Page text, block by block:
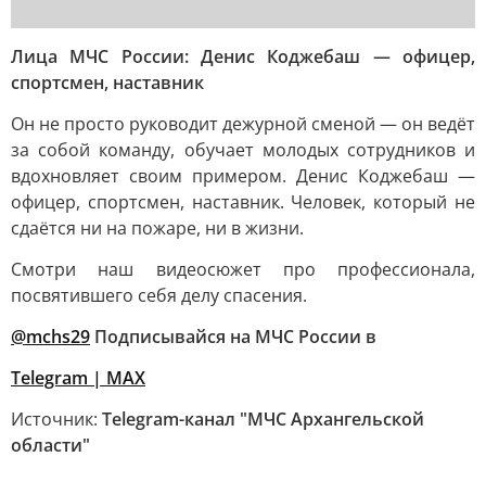
Лица МЧС России: Денис Коджебаш — офицер,
спортсмен, наставник
Он не просто руководит дежурной сменой — он ведёт
за собой команду, обучает молодых сотрудников и
вдохновляет своим примером. Денис Коджебаш —
офицер, спортсмен, наставник. Человек, который не
сдаётся ни на пожаре, ни в жизни.
Смотри наш видеосюжет про профессионала,
посвятившего себя делу спасения.
@mchs29 Подписывайся на МЧС России в
Telegram | MAX
Источник: Telegram-канал "МЧС Архангельской
области"